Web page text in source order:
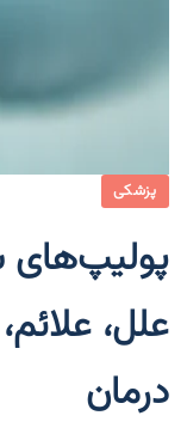
پزشکی
پولیپ‌های
علل،
درمان